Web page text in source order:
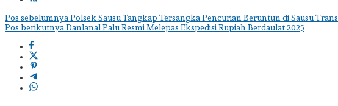
Navigasi
pos
Pos sebelumnyaPolsek Sausu Tangkap Tersangka Pencurian Beruntun di Sausu Trans
Pos berikutnyaDanlanal Palu Resmi Melepas Ekspedisi Rupiah Berdaulat 2025